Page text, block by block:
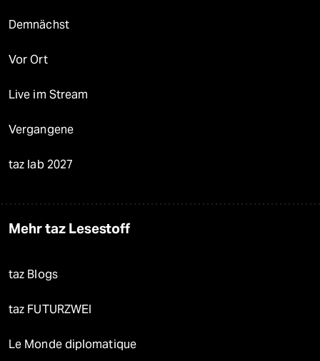
Demnächst
Vor Ort
Live im Stream
Vergangene
taz lab 2027
Mehr taz Lesestoff
taz Blogs
taz FUTURZWEI
Le Monde diplomatique